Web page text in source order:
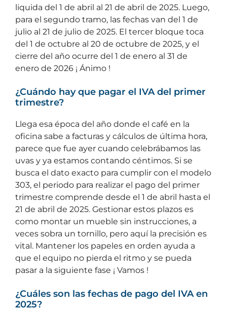
liquida del 1 de abril al 21 de abril de 2025. Luego,
para el segundo tramo, las fechas van del 1 de
julio al 21 de julio de 2025. El tercer bloque toca
del 1 de octubre al 20 de octubre de 2025, y el
cierre del año ocurre del 1 de enero al 31 de
enero de 2026 ¡ Ánimo !
¿Cuándo hay que pagar el IVA del primer
trimestre?
Llega esa época del año donde el café en la
oficina sabe a facturas y cálculos de última hora,
parece que fue ayer cuando celebrábamos las
uvas y ya estamos contando céntimos. Si se
busca el dato exacto para cumplir con el modelo
303, el periodo para realizar el pago del primer
trimestre comprende desde el 1 de abril hasta el
21 de abril de 2025. Gestionar estos plazos es
como montar un mueble sin instrucciones, a
veces sobra un tornillo, pero aquí la precisión es
vital. Mantener los papeles en orden ayuda a
que el equipo no pierda el ritmo y se pueda
pasar a la siguiente fase ¡ Vamos !
¿Cuáles son las fechas de pago del IVA en
2025?